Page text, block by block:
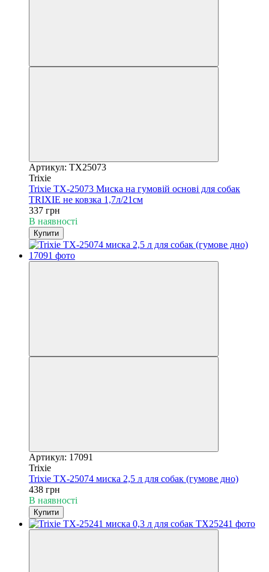
Артикул: TX25073
Trixie
Trixie TX-25073 Миска на гумовій основі для собак
TRIXIE не ковзка 1,7л/21см
337 грн
В наявності
Купити
Артикул: 17091
Trixie
Trixie TX-25074 миска 2,5 л для собак (гумове дно)
438 грн
В наявності
Купити